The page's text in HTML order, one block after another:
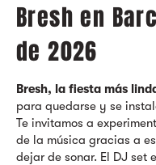
Bresh en
de 2026
Bresh, la fiesta más
para quedarse y se
Te invitamos a
de la música gracias a
dejar de sonar. El DJ set